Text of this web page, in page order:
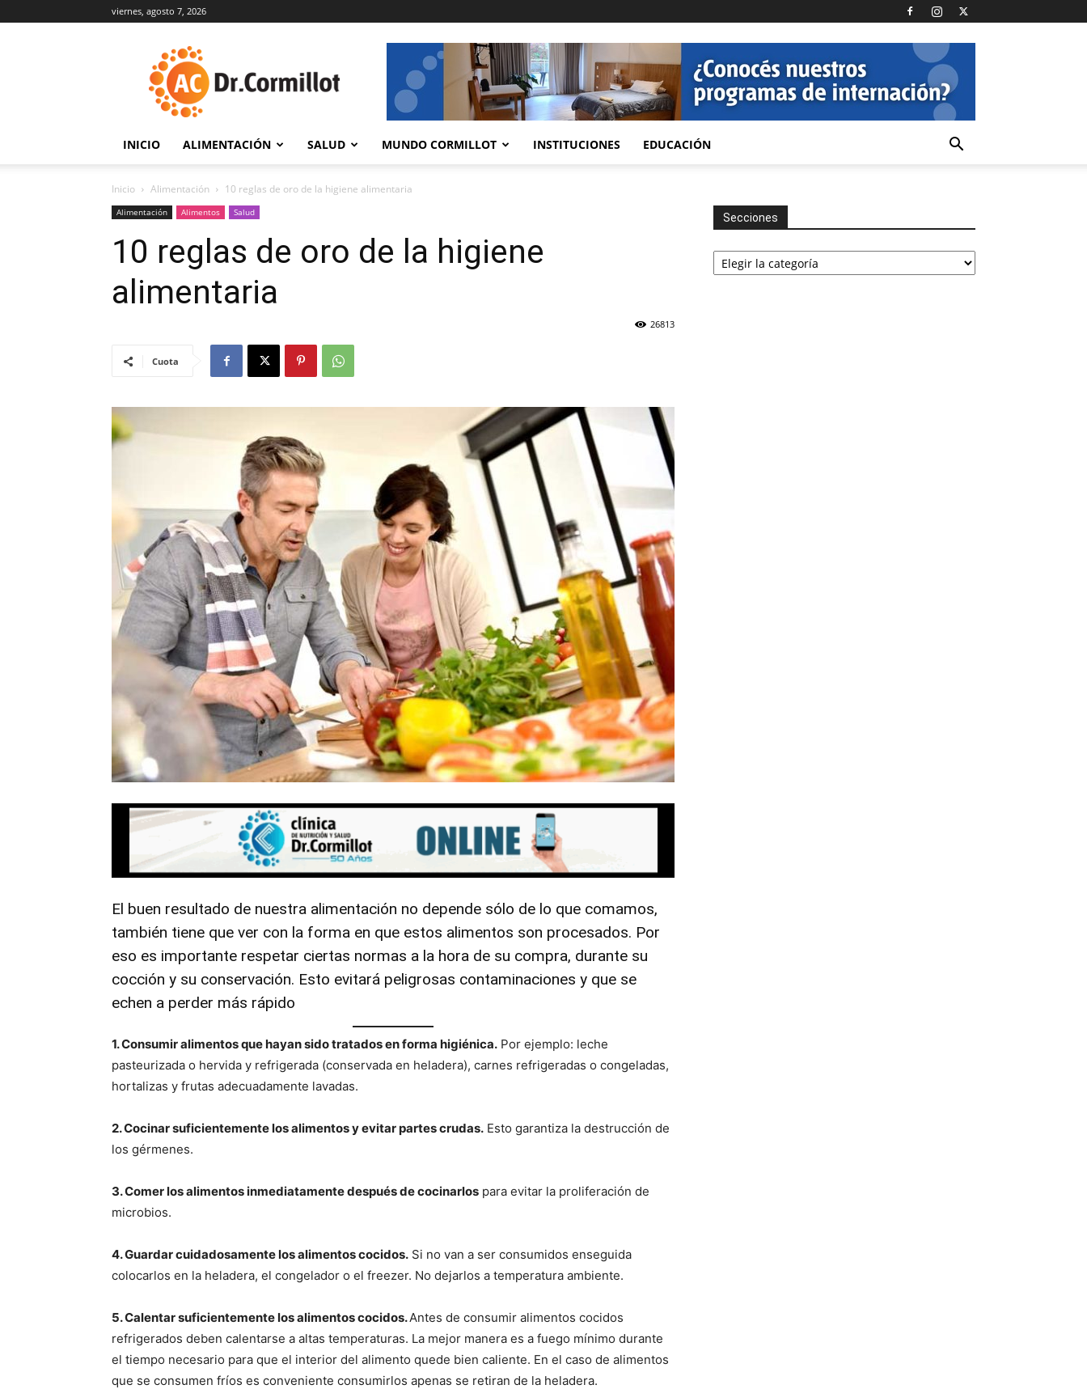
viernes, agosto 7, 2026
INICIO ALIMENTACIÓN SALUD MUNDO CORMILLOT INSTITUCIONES EDUCACIÓN
Inicio Alimentación 10 reglas de oro de la higiene alimentaria
Alimentación Alimentos Salud
10 reglas de oro de la higiene
alimentaria
26813
Cuota
El buen resultado de nuestra alimentación no depende sólo de lo que comamos,
también tiene que ver con la forma en que estos alimentos son procesados. Por
eso es importante respetar ciertas normas a la hora de su compra, durante su
cocción y su conservación. Esto evitará peligrosas contaminaciones y que se
echen a perder más rápido
1. Consumir alimentos que hayan sido tratados en forma higiénica. Por ejemplo: leche
pasteurizada o hervida y refrigerada (conservada en heladera), carnes refrigeradas o congeladas,
hortalizas y frutas adecuadamente lavadas.
2. Cocinar suficientemente los alimentos y evitar partes crudas. Esto garantiza la destrucción de
los gérmenes.
3. Comer los alimentos inmediatamente después de cocinarlos para evitar la proliferación de
microbios.
4. Guardar cuidadosamente los alimentos cocidos. Si no van a ser consumidos enseguida
colocarlos en la heladera, el congelador o el freezer. No dejarlos a temperatura ambiente.
5. Calentar suficientemente los alimentos cocidos.Antes de consumir alimentos cocidos
refrigerados deben calentarse a altas temperaturas. La mejor manera es a fuego mínimo durante
el tiempo necesario para que el interior del alimento quede bien caliente. En el caso de alimentos
que se consumen fríos es conveniente consumirlos apenas se retiran de la heladera.
Secciones
Secciones